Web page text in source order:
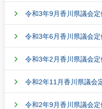
令和3年9月香川県議会
令和3年6月香川県議会
令和3年2月香川県議会
令和2年11月香川県議
令和2年9月香川県議会